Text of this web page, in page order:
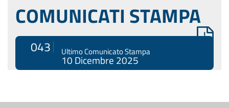
COMUNICATI STAMPA
043 Ultimo Comunicato Stampa
10 Dicembre 2025